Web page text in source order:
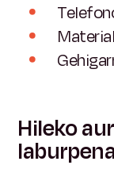
Hileko